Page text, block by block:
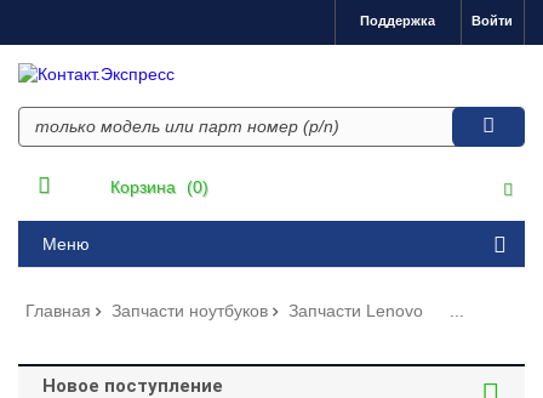
Войти
Поддержка
Корзина (0)
Меню
Главная Запчасти ноутбуков Запчасти Lenovo
Новое поступление